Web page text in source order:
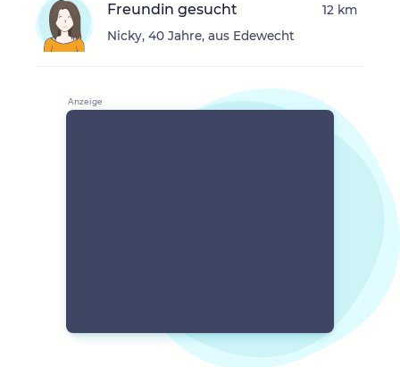
Freundin gesucht
Nicky, 40 Jahre, aus Edewecht
12 km